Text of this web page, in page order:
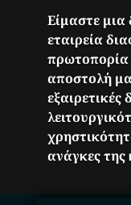
Είμαστε μια
εταιρεία
πρωτοπορία
αποστολή
εξαιρετικές
ανάγκες της